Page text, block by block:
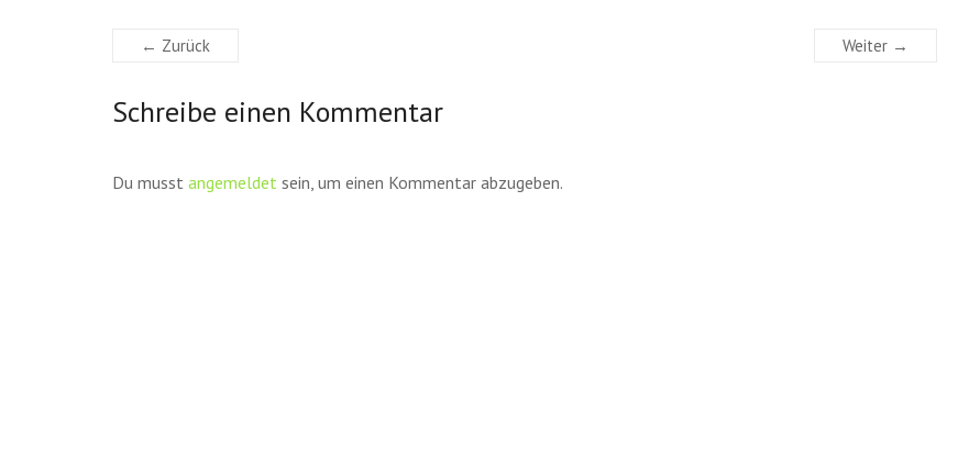
← Zurück Weiter →
Schreibe einen Kommentar
Du musst angemeldet sein, um einen Kommentar abzugeben.